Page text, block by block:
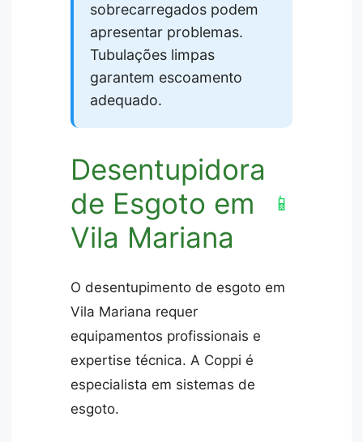
sobrecarregados podem
apresentar problemas.
Tubulações limpas
garantem escoamento
adequado.
Desentupidora
de Esgoto em
Vila Mariana
📱
O desentupimento de esgoto em
Vila Mariana requer
equipamentos profissionais e
expertise técnica. A Coppi é
especialista em sistemas de
esgoto.